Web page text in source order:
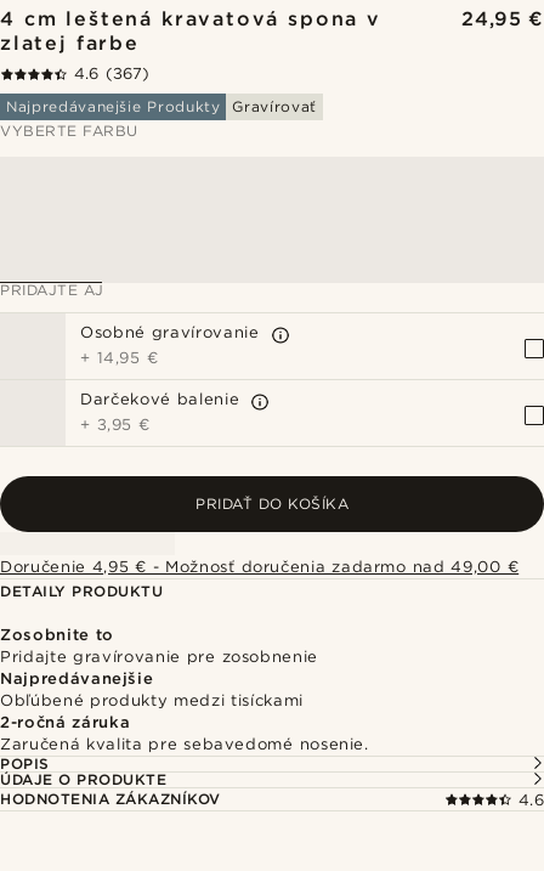
4 cm leštená kravatová spona v
zlatej farbe
24,95 €
4.6 (367)
Najpredávanejšie Produkty
Gravírovať
VYBERTE FARBU
PRIDAJTE AJ
Osobné gravírovanie
+ 14,95 €
Darčekové balenie
+ 3,95 €
PRIDAŤ DO KOŠÍKA
Doručenie 4,95 € - Možnosť doručenia zadarmo nad 49,00 €
DETAILY PRODUKTU
Zosobnite to
Pridajte gravírovanie pre zosobnenie
Najpredávanejšie
Obľúbené produkty medzi tisíckami
2-ročná záruka
Zaručená kvalita pre sebavedomé nosenie.
POPIS
ÚDAJE O PRODUKTE
HODNOTENIA ZÁKAZNÍKOV
4.6